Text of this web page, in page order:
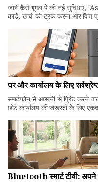
जानें कैसे गूगल पे की नई सुविधाएं,
कार्ड, खर्चों को ट्रैक करना और वित्त
घर और कार्यालय के लिए
स्मार्टफोन से आसानी से प्रिंट करने
छोटे कार्यालय की जरूरतों के लिए
Bluetooth स्मार्ट टीवी: अपने